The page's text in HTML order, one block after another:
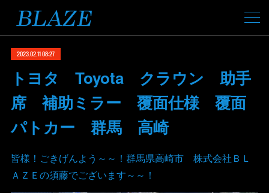
2023.02.11 08:27
トヨタ Toyota クラウン 助手
席 補助ミラー 覆面仕様 覆面
パトカー 群馬 高崎
皆様！ごきげんよう～～！群馬県高崎市 株式会社ＢＬ
ＡＺＥの須藤でございます～～！